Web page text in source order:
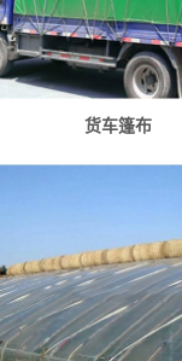
货车篷布